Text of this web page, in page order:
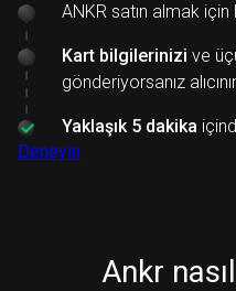
ANKR satın almak için
Kart bilgilerinizi ve
gönderiyorsanız
Yaklaşık 5 dakika
Deneyin
Ankr